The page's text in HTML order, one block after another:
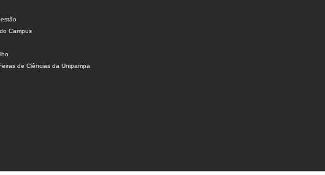
Campus
de Ciências da Unipampa